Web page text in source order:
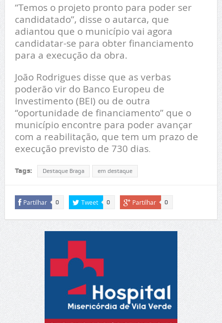
“Temos o projeto pronto para poder ser
candidatado”, disse o autarca, que
adiantou que o município vai agora
candidatar-se para obter financiamento
para a execução da obra.
João Rodrigues disse que as verbas
poderão vir do Banco Europeu de
Investimento (BEI) ou de outra
“oportunidade de financiamento” que o
município encontre para poder avançar
com a reabilitação, que tem um prazo de
execução previsto de 730 dias.
Tags: Destaque Braga em destaque
Partilhar 0 Tweet 0 Partilhar 0